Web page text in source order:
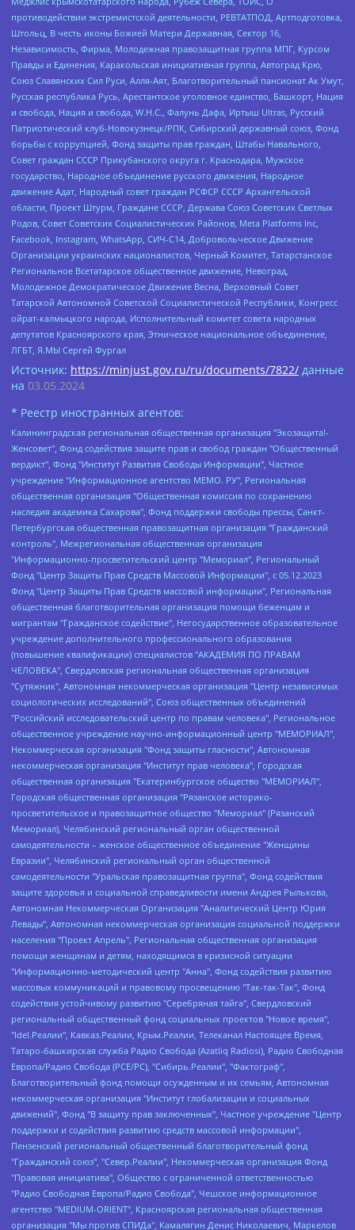
противодействии экстремистской деятельности, РЕВТАТПОД, Артподготовка,
Штольц, В честь иконы Божией Матери Державная, Сектор 16,
Независимость, Фирма, Молодежная правозащитная группа МПГ, Курсом
Правды и Единения, Каракольская инициативная группа, Автоград Крю,
Союз Славянских Сил Руси, Алля-Аят, Благотворительный пансионат Ак Умут,
Русская республика Русь, Арестантское уголовное единство, Башкорт, Нация
и свобода, Нация и свобода, W.H.С., Фалунь Дафа, Иртыш Ultras, Русский
Патриотический клуб-Новокузнецк/РПК, Сибирский державный союз, Фонд
борьбы с коррупцией, Фонд защиты прав граждан, Штабы Навального,
Совет граждан СССР Прикубанского округа г. Краснодара, Мужское
государство, Народное объединение русского движения, Народное
движение Адат, Народный совет граждан РСФСР СССР Архангельской
области, Проект Штурм, Граждане СССР, Держава Союз Советских Светлых
Родов, Совет Советских Социалистических Районов, Meta Platforms Inc,
Facebook, Instagram, WhatsApp, СИЧ-С14, Добровольческое Движение
Организации украинских националистов, Черный Комитет, Татарстанское
Региональное Всетатарское общественное движение, Невоград,
Молодежное Демократическое Движение Весна, Верховный Совет
Татарской Автономной Советской Социалистической Республики, Конгресс
ойрат-калмыцкого народа, Исполнительный комитет совета народных
депутатов Красноярского края, Этническое национальное объединение,
ЛГБТ, Я.МЫ Сергей Фургал
Источник: https://minjust.gov.ru/ru/documents/7822/ данные
на 03.05.2024
* Реестр иностранных агентов:
Калининградская региональная общественная организация "Экозащита!-Женсовет", Фонд содействия защите прав и свобод граждан "Общественный вердикт", Фонд "Институт Развития Свободы Информации", Частное учреждение "Информационное агентство МЕМО. РУ", Региональная общественная организация "Общественная комиссия по сохранению наследия академика Сахарова", Фонд поддержки свободы прессы, Санкт-Петербургская общественная правозащитная организация "Гражданский контроль", Межрегиональная общественная организация "Информационно-просветительский центр "Мемориал", Региональный Фонд "Центр Защиты Прав Средств Массовой Информации", с 05.12.2023 Фонд "Центр Защиты Прав Средств массовой информации", Региональная общественная благотворительная организация помощи беженцам и мигрантам "Гражданское содействие", Негосударственное образовательное учреждение дополнительного профессионального образования (повышение квалификации) специалистов "АКАДЕМИЯ ПО ПРАВАМ ЧЕЛОВЕКА", Свердловская региональная общественная организация "Сутяжник", Автономная некоммерческая организация "Центр независимых социологических исследований", Союз общественных объединений "Российский исследовательский центр по правам человека", Региональное общественное учреждение научно-информационный центр "МЕМОРИАЛ", Некоммерческая организация "Фонд защиты гласности", Автономная некоммерческая организация "Институт прав человека", Городская общественная организация "Екатеринбургское общество "МЕМОРИАЛ", Городская общественная организация "Рязанское историко-просветительское и правозащитное общество "Мемориал" (Рязанский Мемориал), Челябинский региональный орган общественной самодеятельности – женское общественное объединение "Женщины Евразии", Челябинский региональный орган общественной самодеятельности "Уральская правозащитная группа", Фонд содействия защите здоровья и социальной справедливости имени Андрея Рылькова, Автономная Некоммерческая Организация "Аналитический Центр Юрия Левады", Автономная некоммерческая организация социальной поддержки населения "Проект Апрель", Региональная общественная организация помощи женщинам и детям, находящимся в кризисной ситуации "Информационно-методический центр "Анна", Фонд содействия развитию массовых коммуникаций и правовому просвещению "Так-так-Так", Фонд содействия устойчивому развитию "Серебряная тайга", Свердловский региональный общественный фонд социальных проектов "Новое время", "Idel.Реалии", Кавказ.Реалии, Крым.Реалии, Телеканал Настоящее Время, Татаро-башкирская служба Радио Свобода (Azatliq Radiosi), Радио Свободная Европа/Радио Свобода (PCE/PC), "Сибирь.Реалии", "Фактограф", Благотворительный фонд помощи осужденным и их семьям, Автономная некоммерческая организация "Институт глобализации и социальных движений", Фонд "В защиту прав заключенных", Частное учреждение "Центр поддержки и содействия развитию средств массовой информации", Пензенский региональный общественный благотворительный фонд "Гражданский союз", "Север.Реалии", Некоммерческая организация Фонд "Правовая инициатива", Общество с ограниченной ответственностью "Радио Свободная Европа/Радио Свобода", Чешское информационное агентство "MEDIUM-ORIENT", Красноярская региональная общественная организация "Мы против СПИДа", Камалягин Денис Николаевич, Маркелов Сергей Евгеньевич, Пономарев Лев Александрович, Савицкая Людмила Алексеевна, Автономная некоммерческая организация "Центр по работе с проблемой насилия "НАСИЛИЮ.НЕТ", Межрегиональный профессиональный союз работников здравоохранения "Альянс врачей", Юридическое лицо, зарегистрированное в Латвийской Республике, SIA "Medusa Project" (регистрационный номер 40103797863, дата регистрации 10.06.2014), Некоммерческая организация "Фонд по борьбе с коррупцией", Автономная некоммерческая организация "Институт права и публичной политики", Баданин Роман Сергеевич, Гликин Максим Александрович, Железнова Мария Михайловна, Лукьянова Юлия Сергеевна, Маетная Елизавета Витальевна, Маняхин Петр Борисович, Чуракова Ольга Владимировна, Ярош Юлия Петровна, Юридическое лицо "The Insider SIA", зарегистрированное в Риге, Латвийская Республика (дата регистрации 26.06.2015), являющееся администратором доменного имени интернет-издания "The Insider SIA", https://theins.ru, Постернак Алексей Евгеньевич, Рубин Михаил Аркадьевич, Анин Роман Александрович, Юридическое лицо Istories fonds, зарегистрированное в Латвийской Республике (регистрационный номер 50008295751, дата регистрации 24.02.2020), Великовский Дмитрий Александрович, Долинина Ирина Николаевна, Мароховская Алеся Алексеевна, Шлейнов Роман Юрьевич, Шмагун Олеся Валентиновна, Общество с ограниченной ответственностью "Альтаир 2021", Общество с ограниченной ответственностью "Вега 2021", Общество с ограниченной ответственностью "Главный редактор 2021", Общество с ограниченной ответственностью "Ромашки монолит", Важенков Артем Валерьевич, Ивановская областная общественная организация "Центр гендерных исследований", Гурман Юрий Альбертович, Медиапроект "ОВД-Инфо", Егоров Владимир Владимирович, Жилинский Владимир Александрович, Общество с ограниченной ответственностью "ЗП", Иванова София Юрьевна, Карезина Инна Павловна, Кильтау Екатерина Викторовна, Петров Алексей Викторович, Пискунов Сергей Евгеньевич, Смирнов Сергей Сергеевич, Тихонов Михаил Сергеевич, Общество с ограниченной ответственностью "ЖУРНАЛИСТ-ИНОСТРАННЫЙ АГЕНТ", Арапова Галина Юрьевна, Вольтская Татьяна Анатольевна, Американская компания "Mason G.E.S. Anonymous Foundation" (США), являющаяся владельцем интернет-издания https://mnews.world/, Компания "Stichting Bellingcat", зарегистрированная в Нидерландах (дата регистрации 11.07.2018), Захаров Андрей Вячеславович, Клепиковская Екатерина Дмитриевна, Общество с ограниченной ответственностью "МЕМО", Перл Роман Александрович, Симонов Евгений Алексеевич, Соловьева Елена Анатольевна, Сотников Даниил Владимирович, Сурначева Елизавета Дмитриевна, Автономная некоммерческая организация по защите прав человека и информированию населения "Якутия – Наше Мнение", Общество с ограниченной ответственностью "Москоу диджитал медиа", с 26.01.2023 Общество с ограниченной ответственностью "Чайка Белые сады", Ветошкина Валерия Валерьевна, Заговора Максим Александрович, Межрегиональное общественное движение "Российская ЛГБТ - сеть", Оленичев Максим Владимирович, Павлов Иван Юрьевич, Скворцова Елена Сергеевна, Общество с ограниченной ответственностью "Как бы инагент", Кочетков Игорь Викторович, Общество с ограниченной ответственностью "Честные выборы", Еланчик Олег Александрович, Общество с ограниченной ответственностью "Нобелевский призыв", Гималова Регина Эмилевна, Григорьев Андрей Валерьевич, Григорьева Алина Александровна, Ассоциация по содействию защите прав призывников, альтернативнослужащих и военнослужащих "Правозащитная группа "Гражданин.Армия.Право", Хисамова Регина Фаритовна, Автономная некоммерческая организация по реализации социально-правовых программ "Лилит", Дальневосточное общественное движение "Маяк", Санкт-Петербургская ЛГБТ-инициативная группа "Выход", Инициативная группа ЛГБТ+ "Реверс", Алексеев Андрей Викторович, Бекбулатова Таисия Львовна, Беляев Иван Михайлович, Владыкина Елена Сергеевна, Гельман Марат Александрович, Никульшина Вероника Юрьевна, Толоконникова Надежда Андреевна, Шендерович Виктор Анатольевич, Общество с ограниченной ответственностью "Данное сообщение", Общество с ограниченной ответственностью Издательский дом "Новая глава", Айнбиндер Александра Александровна, Московский комьюнити-центр для ЛГБТ+инициатив, Благотворительный фонд развития филантропии, Deutsche Welle (Германия, Kurt-Schumacher-Strasse 3, 53113 Bonn), Борзунова Мария Михайловна, Воробьев Виктор Викторович, Голубева Анна Львовна, Константинова Алла Михайловна, Малкова Ирина Владимировна, Мурадов Мурад Абдулгалимович, Осетинская Елизавета Николаевна, Понасенков Евгений Николаевич, Ганапольский Матвей Юрьевич, Киселев Евгений Алексеевич, Борухович Ирина Григорьевна, Дремин Иван Тимофеевич, Дубровский Дмитрий Викторович, Красноярская региональная общественная организация поддержки и развития альтернативных образовательных технологий и межкультурных коммуникаций "ИНТЕРРА", Маяковская Екатерина Алексеевна, Фейгин Марк Захарович, Филимонов Андрей Викторович, Дзугкоева Регина Николаевна, Доброхотов Роман Александрович, Дудь Юрий Александрович, Елкин Сергей Владимирович, Кругликов Кирилл Игоревич, Сабунаева Мария Леонидовна, Семенов Алексей Владимирович, Шаинян Карен Багратович, Шульман Екатерина Михайловна, Асафьев Артур Валерьевич, Вахштайн Виктор Семенович, Венедиктов Алексей Алексеевич, Лушникова Екатерина Евгеньевна, Волков Леонид Михайлович, Невзоров Александр Глебович, Пархоменко Сергей Борисович, Сироткин Ярослав Николаевич, Кара-Мурза Владимир Владимирович, Баранова Наталья Владимировна, Гозман Леонид Яковлевич, Кагарлицкий Борис Юльевич, Климарев Михаил Валерьевич, Милов Владимир Станиславович, Автономная некоммерческая организация Краснодарский центр современного искусства "Типография", Моргенштерн Алишер Тагирович, Соболь Любовь Эдуардовна, Общество с ограниченной ответственностью "ЛИЗА НОРМ", Каспаров Гарри Кимович, Ходорковский Михаил Борисович, Общество с ограниченной ответственностью "Апрельские тезисы", Данилович Ирина Брониславовна, Кашин Олег Владимирович, Петров Николай Владимирович, Пивоваров Алексей Владимирович, Соколов Михаил Владимирович, Цветкова Юлия Владимировна, Чичваркин Евгений Александрович, Комитет против пыток/Команда против пыток, Общество с ограниченной ответственностью "Первый научный", Общество с ограниченной ответственностью "Вертолет и ко", Белоцерковская Вероника Борисовна, Кац Максим Евгеньевич, Лазарева Татьяна Юрьевна, Шаведдинов Руслан Табризович, Яшин Илья Валерьевич, Общество с ограниченной ответственностью "Иноагент ААВ", Алешковский Дмитрий Петрович, Альбац Евгения Марковна, Быков Дмитрий Львович, Галямина Юлия Евгеньевна, Лойко Сергей Леонидович, Мартынов Кирилл Константинович, Медведев Сергей Александрович, Крашенинников Федор Геннадиевич, Гордеева Катерина Вл